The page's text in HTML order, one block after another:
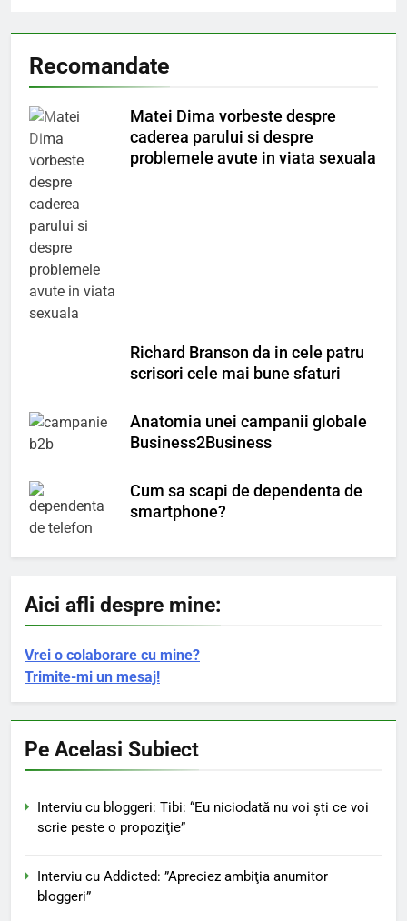
Recomandate
Matei Dima vorbeste despre
caderea parului si despre
problemele avute in viata sexuala
Richard Branson da in cele patru
scrisori cele mai bune sfaturi
Anatomia unei campanii globale
Business2Business
Cum sa scapi de dependenta de
smartphone?
Aici afli despre mine:
Vrei o colaborare cu mine?
Trimite-mi un mesaj!
Pe Acelasi Subiect
Interviu cu bloggeri: Tibi: “Eu niciodată nu voi şti ce voi
scrie peste o propoziţie”
Interviu cu Addicted: ”Apreciez ambiţia anumitor
bloggeri”